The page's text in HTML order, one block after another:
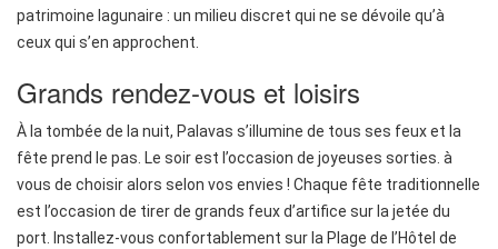
patrimoine lagunaire : un milieu discret qui ne se dévoile qu’à
ceux qui s’en approchent.
Grands rendez-vous et loisirs
À la tombée de la nuit, Palavas s’illumine de tous ses feux et la
fête prend le pas. Le soir est l’occasion de joyeuses sorties. à
vous de choisir alors selon vos envies ! Chaque fête traditionnelle
est l’occasion de tirer de grands feux d’artifice sur la jetée du
port. Installez-vous confortablement sur la Plage de l’Hôtel de